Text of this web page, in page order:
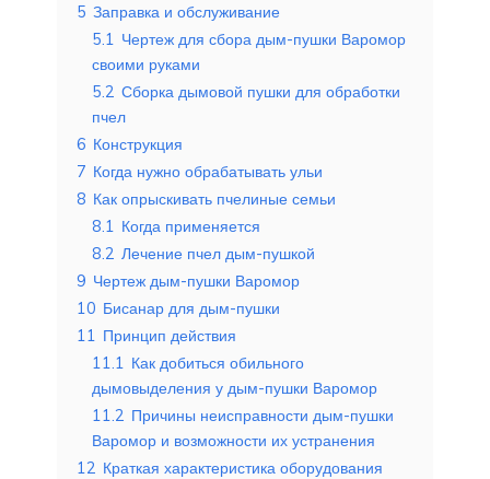
5 Заправка и обслуживание
5.1 Чертеж для сбора дым-пушки Варомор
своими руками
5.2 Сборка дымовой пушки для обработки
пчел
6 Конструкция
7 Когда нужно обрабатывать ульи
8 Как опрыскивать пчелиные семьи
8.1 Когда применяется
8.2 Лечение пчел дым-пушкой
9 Чертеж дым-пушки Варомор
10 Бисанар для дым-пушки
11 Принцип действия
11.1 Как добиться обильного
дымовыделения у дым-пушки Варомор
11.2 Причины неисправности дым-пушки
Варомор и возможности их устранения
12 Краткая характеристика оборудования